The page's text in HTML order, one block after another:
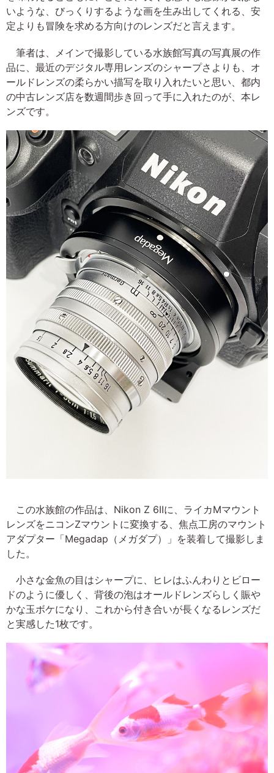
いような、びっくりするような画を生み出してくれる、安
定よりも冒険を求める方向けのレンズだと言えます。
筆者は、メインで撮影している水族館写真の写真展の作
品に、最近のデジタル専用レンズのシャープさよりも、オ
ールドレンズの柔らかい描写を取り入れたいと思い、都内
の中古レンズ店を数週間歩き回って手に入れたのが、本レ
ンズです。
この水族館の作品は、Nikon Z 6IIに、ライカMマウント
レンズをニコンZマウントに変換する、焦点工房のマウント
アダプター「Megadap（メガダプ）」を装着して撮影しま
した。
小さな金魚の目はシャープに、ヒレはふんわりとビロー
ドのように優しく、背後の泡はオールドレンズらしく賑や
かな玉ボケになり、これから付き合いが長くなるレンズだ
と実感した1枚です。